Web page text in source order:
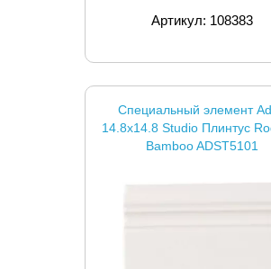
Артикул: 108383
Специальный элемент
14.8x14.8 Studio Плинтус
Bamboo ADST5101